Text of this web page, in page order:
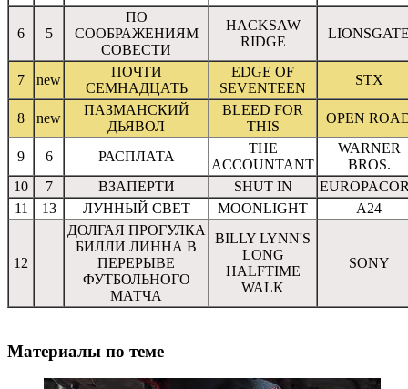
6 5
ПО
СООБРАЖЕНИЯМ
СОВЕСТИ
HACKSAW
RIDGE
7 new
ПОЧТИ
СЕМНАДЦАТЬ
EDGE OF
SEVENTEEN
STX
8 new
ПАЗМАНСКИЙ
ДЬЯВОЛ
BLEED FOR
THIS
OPEN
9 6 РАСПЛАТА
THE
ACCOUNTANT
WARNER
BROS.
10
7 ВЗАПЕРТИ SHUT IN
11
13 ЛУННЫЙ СВЕТ MOONLIGHT A24
12
ДОЛГАЯ ПРОГУЛКА
БИЛЛИ ЛИННА В
ПЕРЕРЫВЕ
ФУТБОЛЬНОГО
МАТЧА
BILLY LYNN'S
LONG
HALFTIME
WALK
SONY
Материалы по теме